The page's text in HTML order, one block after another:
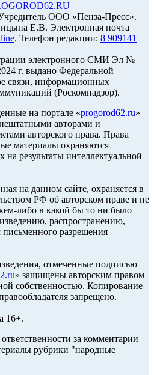
ООО «Пенза-Пресс».
Е.В. Электронная почта
. Телефон редакции: 8 909141
электронного СМИ Эл №
г. выдано Федеральной
связи, информационных
(Роскомнадзор).
на портале «progorod62.ru»
авторами и
авторского права. Права
материалы охраняются
на результаты интеллектуальной
на данном сайте, охраняется в
РФ об авторском праве и не
либо в какой бы то ни было
распространению,
письменного разрешения
отмеченные подписью
» защищены авторским правом
собственностью. Копирование
запрещено.
16+.
за комментарии
рубрики "народные